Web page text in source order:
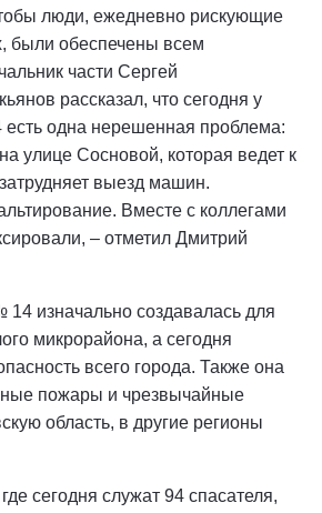
люди, ежедневно рискующие
были обеспечены всем
части Сергей
рассказал, что сегодня у
одна нерешенная проблема:
улице Сосновой, которая ведет к
выезд машин.
Вместе с коллегами
– отметил Дмитрий
изначально создавалась для
микрорайона, а сегодня
всего города. Также она
пожары и чрезвычайные
область, в другие регионы
сегодня служат 94 спасателя,